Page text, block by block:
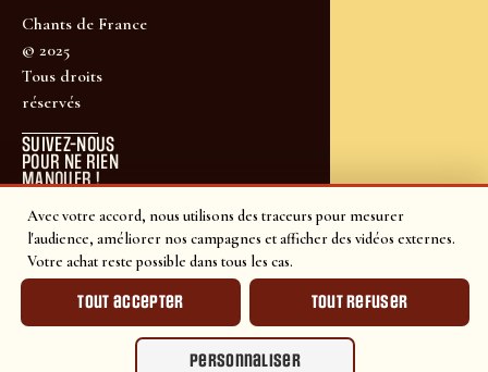
Avec votre accord, nous utilisons des traceurs pour mesurer
l'audience, améliorer nos campagnes et afficher des vidéos externes.
Votre achat reste possible dans tous les cas.
Tout accepter Tout refuser
Personnaliser
Chants de France
© 2025
Tous droits
réservés
SUIVEZ-NOUS
POUR NE RIEN
MANQUER !